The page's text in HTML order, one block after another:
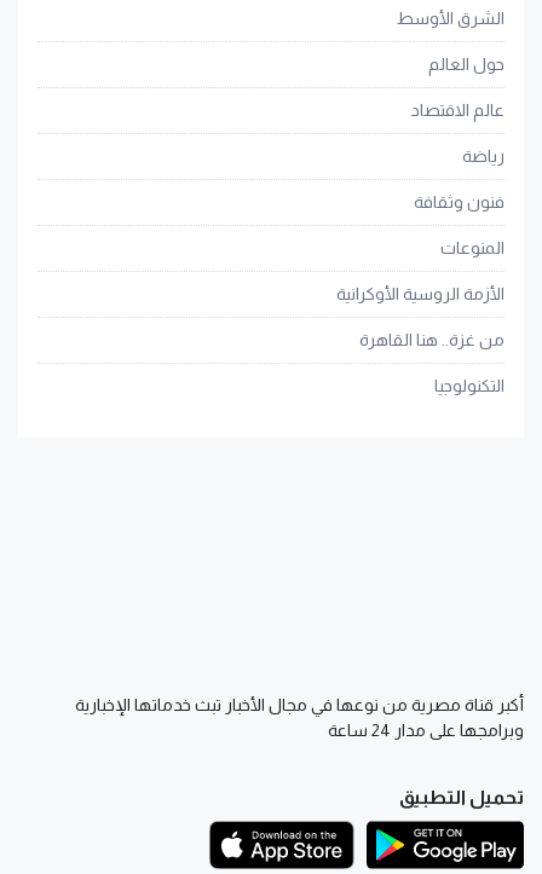
الشرق الأوسط
حول العالم
عالم الاقتصاد
رياضة
فنون وثقافة
المنوعات
الأزمة الروسية الأوكرانية
من غزة.. هنا القاهرة
التكنولوجيا
أكبر قناة مصرية من نوعها في مجال الأخبار تبث خدماتها الإخبارية
وبرامجها على مدار 24 ساعة
تحميل التطبيق